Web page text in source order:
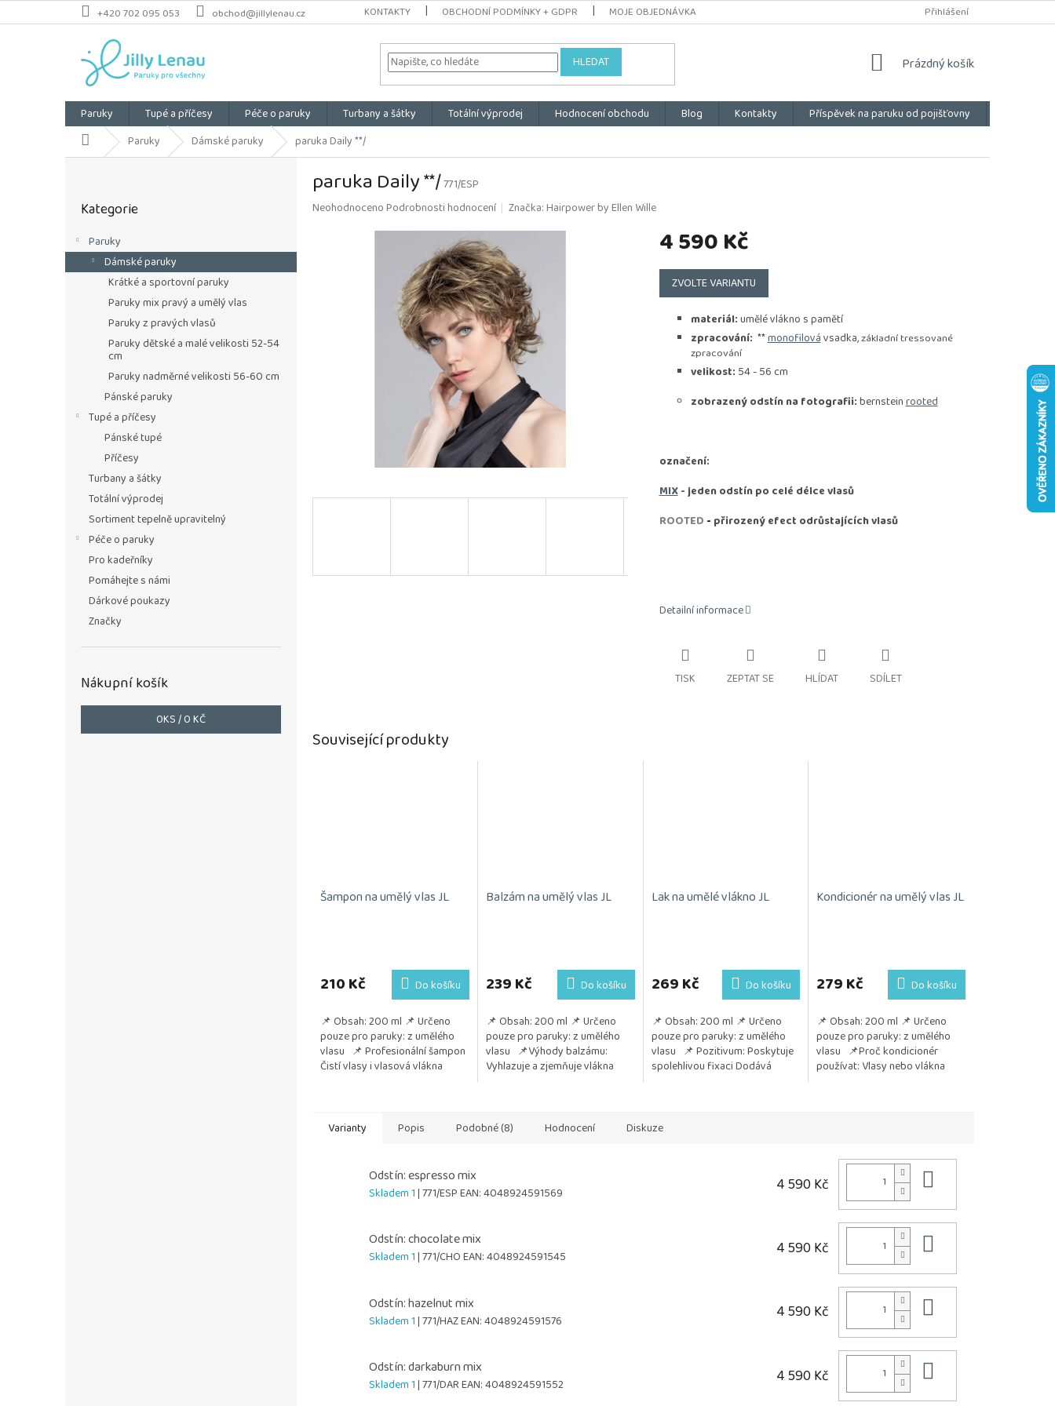
Přejít
na
+420 702 095 053 obchod@jillylenau.cz KONTAKTY OBCHODNÍ PODMÍNKY + GDPR MOJE OBJEDNÁVKA Přihlášení
HLEDAT
NÁKUPNÍ
Prázdný košík
Paruky Tupé a příčesy Péče o paruky Turbany a šátky Totální výprodej Hodnocení obchodu Blog Kontakty Příspěvek na paruku od pojišťovny
Domů Paruky Dámské paruky paruka Daily **/
P
a
n
kategorie
Kategorie
Paruky
Dámské paruky
Krátké a sportovní paruky
Paruky mix pravý a umělý vlas
Paruky z pravých vlasů
Paruky dětské a malé velikosti 52-54
cm
Paruky nadměrné velikosti 56-60 cm
Pánské paruky
Tupé a příčesy
Pánské tupé
Příčesy
Turbany a šátky
Totální výprodej
Sortiment tepelně upravitelný
Péče o paruky
Pro kadeřníky
Pomáhejte s námi
Dárkové poukazy
Značky
Nákupní košík
0KS /0 KČ
paruka Daily **/771/ESP
Průměrné
NeohodnocenoPodrobnosti hodnocení Značka:Hairpower by Ellen Wille
4 590 Kč
Měrná
cena:
ZVOLTE VARIANTU
materiál:umělé vlákno s pamětí
zpracování: **monofilovávsadka,základní tressované
zpracování
velikost: 54 - 56 cm
zobrazený odstín na fotografii:bernsteinrooted
označení:
MIX - jeden odstín po celé délce vlasů
ROOTED - přirozený efect odrůstajících vlasů
Detailní informace
TISK ZEPTAT SE HLÍDAT SDÍLET
Související produkty
Šampon na umělý vlas JL
210 Kč Do košíku
📌 Obsah: 200 ml 📌 Určeno
pouze pro paruky: z umělého
vlasu 📌 Profesionální šampon
Čistí vlasy i vlasová vlákna
Balzám na umělý vlas JL
239 Kč Do košíku
📌 Obsah: 200 ml 📌 Určeno
pouze pro paruky: z umělého
vlasu 📌Výhody balzámu:
Vyhlazuje a zjemňuje vlákna
Lak na umělé vlákno JL
269 Kč Do košíku
📌 Obsah: 200 ml 📌 Určeno
pouze pro paruky: z umělého
vlasu 📌 Pozitivum: Poskytuje
spolehlivou fixaci Dodává
Kondicionér na umělý vlas JL
produktu
je
z
5
hvězdiček.
279 Kč Do košíku
📌 Obsah: 200 ml 📌 Určeno
pouze pro paruky: z umělého
vlasu 📌Proč kondicionér
používat: Vlasy nebo vlákna
Varianty
Popis Podobné (8) Hodnocení Diskuze
Odstín: espresso mix
Skladem 1| 771/ESPEAN:4048924591569 4 590 Kč
Odstín: chocolate mix
Skladem 1| 771/CHOEAN:4048924591545 4 590 Kč
Odstín: hazelnut mix
Skladem 1| 771/HAZEAN:4048924591576 4 590 Kč
Odstín: darkaburn mix
Skladem 1| 771/DAREAN:4048924591552 4 590 Kč